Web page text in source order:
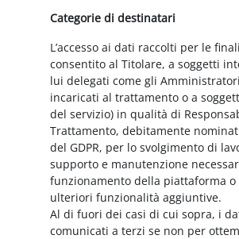
Categorie di destinatari
L’accesso ai dati raccolti per le
consentito al Titolare, a soggetti
lui delegati come gli
incaricati al trattamento o a
del servizio) in qualità di
Trattamento, debitamente
del GDPR, per lo svolgimento di
supporto e manutenzione
funzionamento della piattaforma
ulteriori funzionalità aggiuntive.
Al di fuori dei casi di cui sopra, i
comunicati a terzi se non per